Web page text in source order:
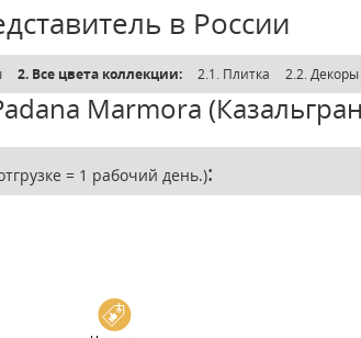
в России
2. Все цвета коллекции: 2.1. Плитка 2.2.
Marmora
= 1 рабочий день.):